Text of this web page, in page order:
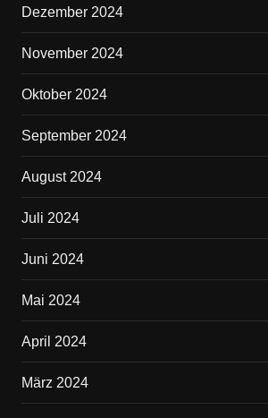
Dezember 2024
November 2024
Oktober 2024
September 2024
August 2024
Juli 2024
Juni 2024
Mai 2024
April 2024
März 2024